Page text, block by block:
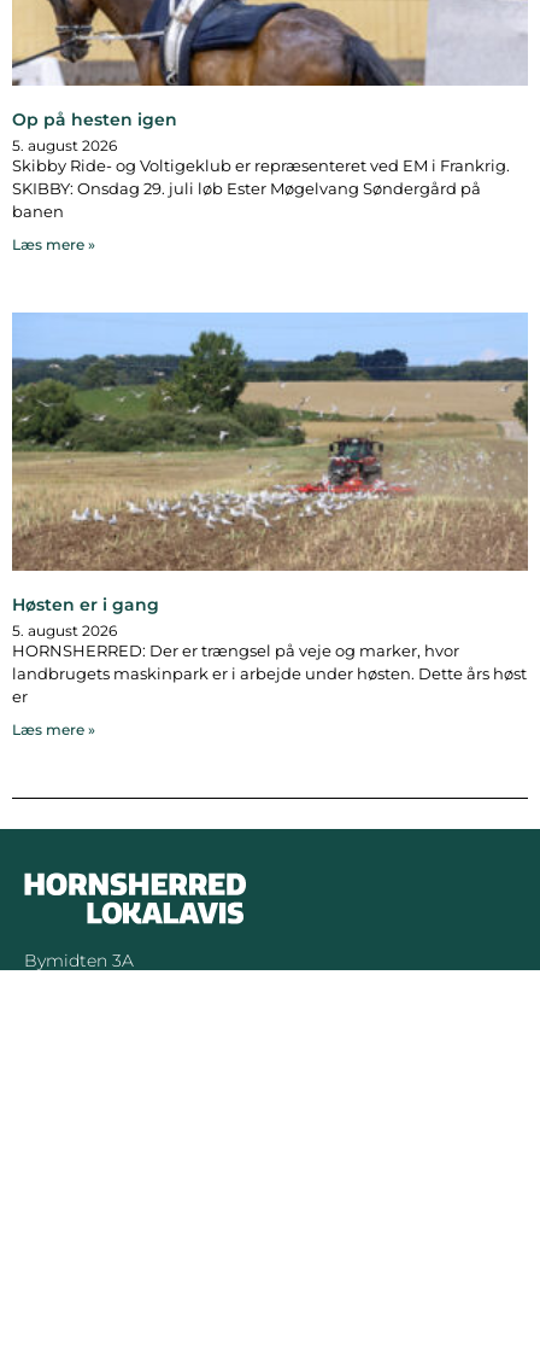
Op på hesten igen
5. august 2026
Skibby Ride- og Voltigeklub er repræsenteret ved EM i Frankrig.
SKIBBY: Onsdag 29. juli løb Ester Møgelvang Søndergård på
banen
Læs mere »
Høsten er i gang
5. august 2026
HORNSHERRED: Der er trængsel på veje og marker, hvor
landbrugets maskinpark er i arbejde under høsten. Dette års høst
er
Læs mere »
Bymidten 3A